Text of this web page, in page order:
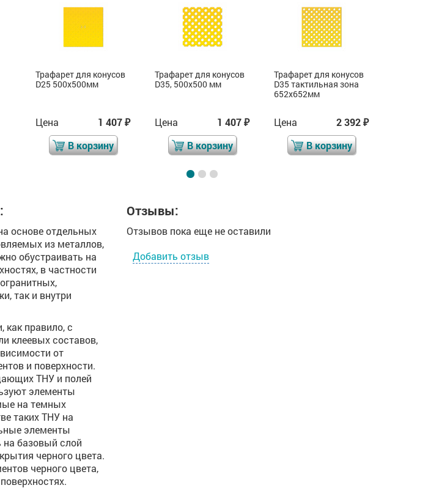
Трафарет для конусов
D25 500x500мм
Цена 1 407₽
В корзину
Трафарет для конусов
D35, 500x500 мм
Цена 1 407₽
В корзину
Трафарет для конусов
D35 тактильная зона
652х652мм
Цена 2 392₽
В корзину
основе отдельных
из металлов,
обустраивать на
в частности
так и внутри
как правило, с
клеевых составов,
от
и поверхности.
ТНУ и полей
элементы
на темных
таких ТНУ на
элементы
на базовый слой
черного цвета.
черного цвета,
Отзывы:
Отзывов пока еще не оставили
Добавить отзыв